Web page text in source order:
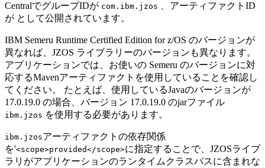
CentralでグループIDが com.ibm.jzos
、アーティファクトID
が として公開されています。
IBM Semeru Runtime Certified Edition for z/OS のバージョンが
異なれば、JZOS ライブラリーのバージョンも異なります。
アプリケーションでは、お使いの Semeru のバージョンに対
応するMavenアーティファクトを使用していることを確認し
てください。 たとえば、使用しているJavaのバージョンが
17.0.19.0 の場合、バージョン 17.0.19.0 のjarファイル
ibm.jzos を使用する必要があります。
ibm.jzosアーティファクトの依存関係
を'<scope>provided</scope>に指定することで、JZOSライブ
ラリがアプリケーションのランタイムクラスパスに含まれな